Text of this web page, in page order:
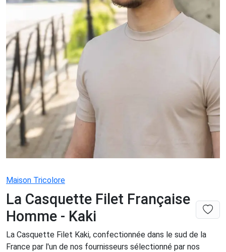
Maison Tricolore
La Casquette Filet Française
Homme - Kaki
La Casquette Filet Kaki, confectionnée dans le sud de la
France par l'un de nos fournisseurs sélectionné par nos